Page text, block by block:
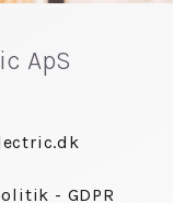
ApS
- GDPR